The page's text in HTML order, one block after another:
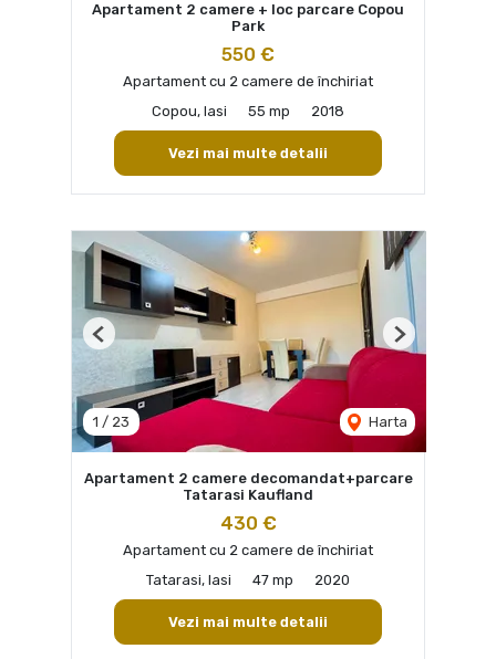
Apartament 2 camere + loc parcare Copou
Park
550 €
Apartament cu 2 camere de închiriat
Copou, Iasi
55 mp 2018
Vezi mai multe detalii
1 / 23 Harta
Previous Next
Apartament 2 camere decomandat+parcare
Tatarasi Kaufland
430 €
Apartament cu 2 camere de închiriat
Tatarasi, Iasi
47 mp 2020
Vezi mai multe detalii